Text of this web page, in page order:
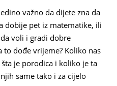
važno da dijete zna da
dobije pet iz matematike, ili
voli i gradi dobre
to dođe vrijeme? Koliko nas
je porodica i koliko je ta
same tako i za cijelo